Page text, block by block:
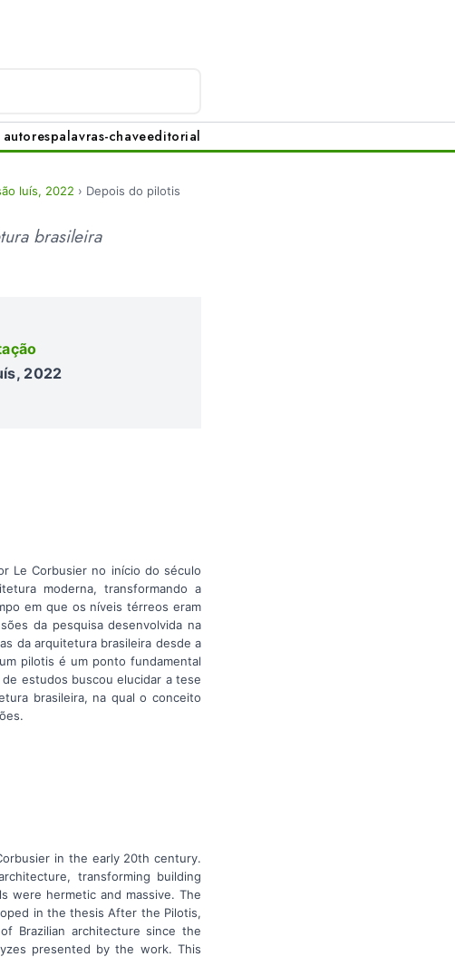
autorespalavras-chaveeditorial
luís, 2022 › Depois do pilotis
brasileira
2022
Le Corbusier no início do século
moderna, transformando a
em que os níveis térreos eram
da pesquisa desenvolvida na
da arquitetura brasileira desde a
pilotis é um ponto fundamental
estudos buscou elucidar a tese
brasileira, na qual o conceito
in the early 20th century.
transforming building
were hermetic and massive. The
in the thesis After the Pilotis,
Brazilian architecture since the
presented by the work. This